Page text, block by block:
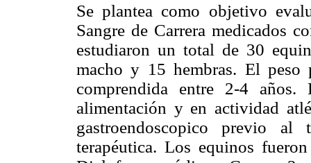
Se plantea como objetivo
Sangre de Carrera medicados
estudiaron un total de 30
macho y 15 hembras. El
comprendida entre 2-4 años.
alimentación y en actividad
gastroendoscopico previo
terapéutica. Los equinos